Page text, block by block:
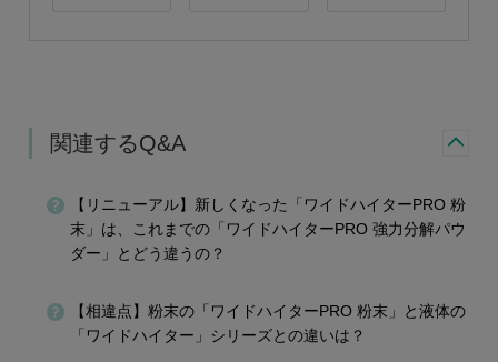
関連するQ&A
【リニューアル】新しくなった「ワイドハイターPRO 粉
末」は、これまでの「ワイドハイターPRO 強力分解パウ
ダー」とどう違うの？
【相違点】粉末の「ワイドハイターPRO 粉末」と液体の
「ワイドハイター」シリーズとの違いは？